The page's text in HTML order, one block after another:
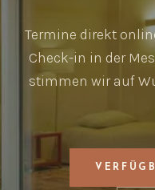
Termine direkt
Check-in in der
stimmen wir auf